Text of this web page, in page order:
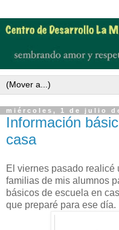
miércoles, 1 de julio
Información
casa
El viernes pasado realicé
familias de mis alumnos
básicos de escuela en
que preparé para ese día.